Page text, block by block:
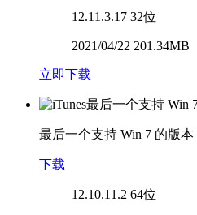
12.11.3.17 32位
2021/04/22 201.34MB
立即下载
最后一个支持 Win 7 的版本
下载
12.10.11.2 64位